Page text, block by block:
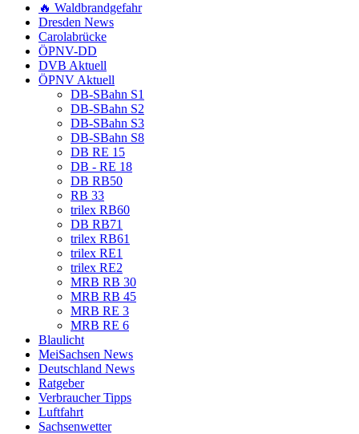
🔥 Waldbrandgefahr
Dresden News
Carolabrücke
ÖPNV-DD
DVB Aktuell
ÖPNV Aktuell
DB-SBahn S1
DB-SBahn S2
DB-SBahn S3
DB-SBahn S8
DB RE 15
DB - RE 18
DB RB50
RB 33
trilex RB60
DB RB71
trilex RB61
trilex RE1
trilex RE2
MRB RB 30
MRB RB 45
MRB RE 3
MRB RE 6
Blaulicht
MeiSachsen News
Deutschland News
Ratgeber
Verbraucher Tipps
Luftfahrt
Sachsenwetter